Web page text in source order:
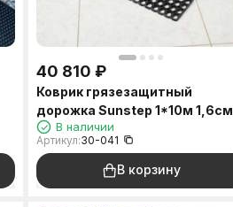
40 810 ₽
Коврик грязезащитный
дорожка Sunstep 1*10м 1,6см
В наличии
Артикул:30-041
В корзину